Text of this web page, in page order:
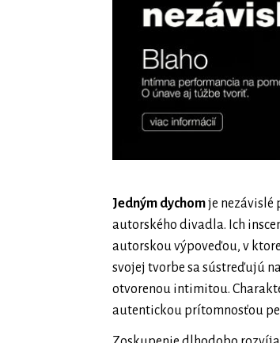
Jedným dychomje nezávislé
autorského divadla. Ich
autorskou výpoveďou, v
svojej tvorbe sa sústreďujú
otvorenou intimitou.
autentickou prítomnosťou